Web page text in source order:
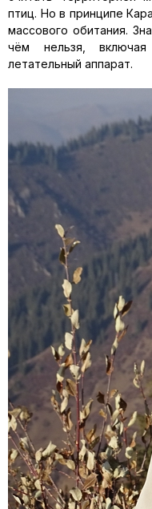
птиц. Но в принципе
массового обитания.
чём нельзя,
летательный аппарат.